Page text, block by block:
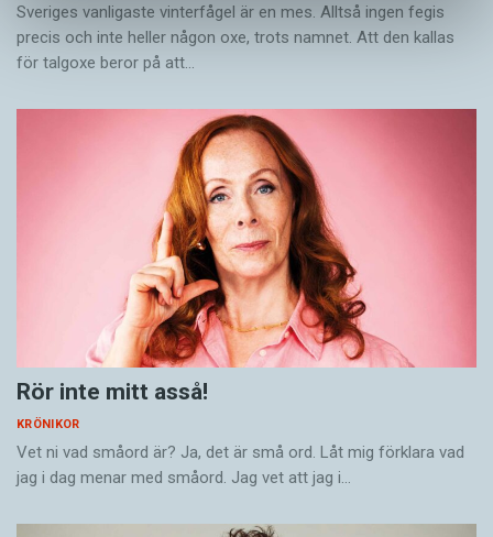
Sveriges vanligaste vinterfågel är en mes. Alltså ingen fegis
precis och inte heller någon oxe, trots namnet. Att den kallas
för talgoxe beror på att…
Rör inte mitt asså!
KRÖNIKOR
Vet ni vad småord är? Ja, det är små ord. Låt mig förklara vad
jag i dag menar med småord. Jag vet att jag i…